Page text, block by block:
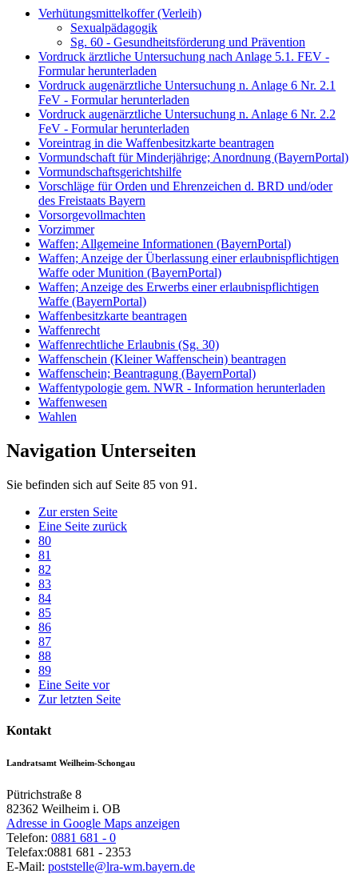
Verhütungsmittelkoffer (Verleih)
Sexualpädagogik
Sg. 60 - Gesundheitsförderung und Prävention
Vordruck ärztliche Untersuchung nach Anlage 5.1. FEV -
Formular herunterladen
Vordruck augenärztliche Untersuchung n. Anlage 6 Nr. 2.1
FeV - Formular herunterladen
Vordruck augenärztliche Untersuchung n. Anlage 6 Nr. 2.2
FeV - Formular herunterladen
Voreintrag in die Waffenbesitzkarte beantragen
Vormundschaft für Minderjährige; Anordnung (BayernPortal)
Vormundschaftsgerichtshilfe
Vorschläge für Orden und Ehrenzeichen d. BRD und/oder
des Freistaats Bayern
Vorsorgevollmachten
Vorzimmer
Waffen; Allgemeine Informationen (BayernPortal)
Waffen; Anzeige der Überlassung einer erlaubnispflichtigen
Waffe oder Munition (BayernPortal)
Waffen; Anzeige des Erwerbs einer erlaubnispflichtigen
Waffe (BayernPortal)
Waffenbesitzkarte beantragen
Waffenrecht
Waffenrechtliche Erlaubnis (Sg. 30)
Waffenschein (Kleiner Waffenschein) beantragen
Waffenschein; Beantragung (BayernPortal)
Waffentypologie gem. NWR - Information herunterladen
Waffenwesen
Wahlen
Navigation Unterseiten
Sie befinden sich auf Seite 85 von 91.
Zur ersten Seite
Eine Seite zurück
80
81
82
83
84
85
86
87
88
89
Eine Seite vor
Zur letzten Seite
Kontakt
Landratsamt Weilheim-Schongau
Pütrichstraße 8
82362 Weilheim i. OB
Adresse in Google Maps anzeigen
Telefon: 0881 681 - 0
Telefax:0881 681 - 2353
E-Mail: poststelle@lra-wm.bayern.de